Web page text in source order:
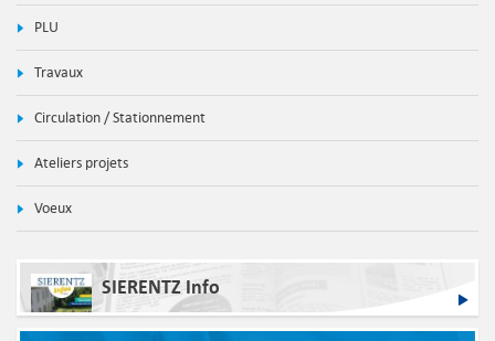
PLU
Travaux
Circulation / Stationnement
Ateliers projets
Voeux
SIERENTZ Info